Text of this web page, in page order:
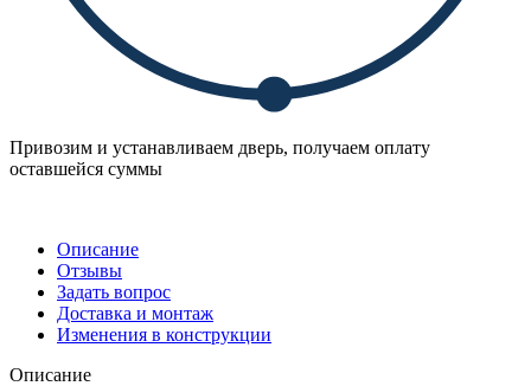
Привозим и устанавливаем дверь, получаем оплату
оставшейся суммы
Описание
Отзывы
Задать вопрос
Доставка и монтаж
Изменения в конструкции
Описание